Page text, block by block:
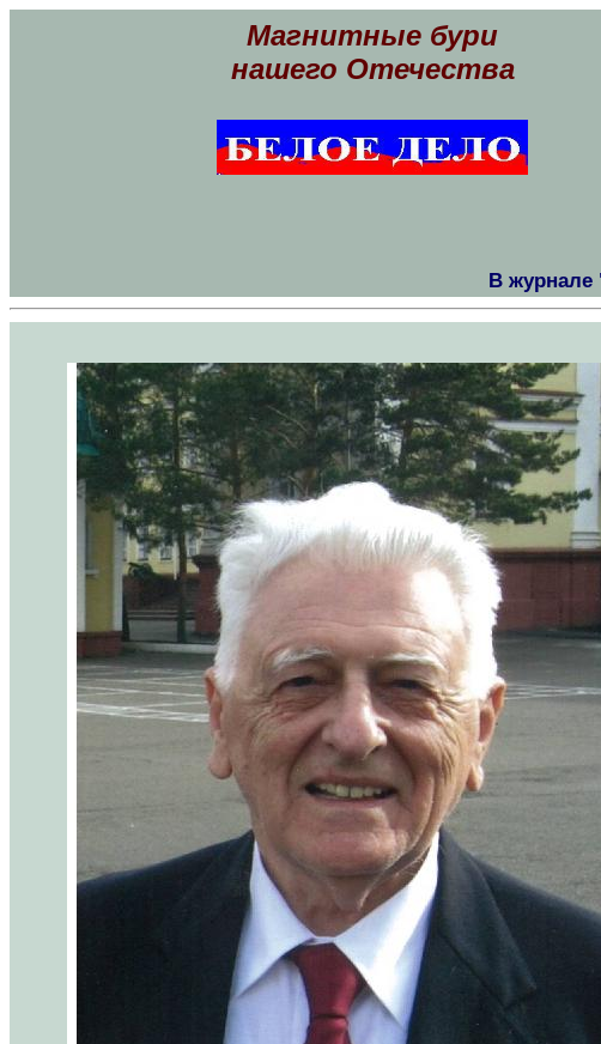
Магнитные бури
нашего Отечества
В журнале